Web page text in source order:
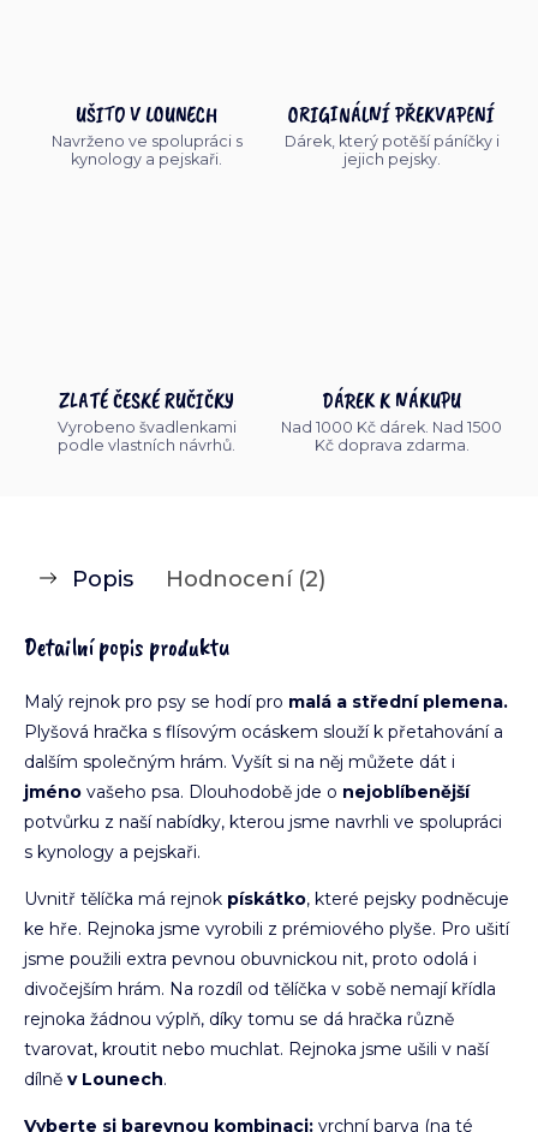
UŠITO V LOUNECH
Navrženo ve spolupráci s
kynology a pejskaři.
ORIGINÁLNÍ PŘEKVAPENÍ
Dárek, který potěší páníčky i
jejich pejsky.
ZLATÉ ČESKÉ RUČIČKY
Vyrobeno švadlenkami
podle vlastních návrhů.
DÁREK K NÁKUPU
Nad 1000 Kč dárek. Nad 1500
Kč doprava zdarma.
Popis Hodnocení (2)
Detailní popis produktu
Malý rejnok pro psy se hodí pro malá a střední plemena.
Plyšová hračka s flísovým ocáskem slouží k přetahování a
dalším společným hrám. Vyšít si na něj můžete dát i
jméno vašeho psa. Dlouhodobě jde o nejoblíbenější
potvůrku z naší nabídky, kterou jsme navrhli ve spolupráci
s kynology a pejskaři.
Uvnitř tělíčka má rejnok pískátko, které pejsky podněcuje
ke hře. Rejnoka jsme vyrobili z prémiového plyše. Pro ušití
jsme použili extra pevnou obuvnickou nit, proto odolá i
divočejším hrám. Na rozdíl od tělíčka v sobě nemají křídla
rejnoka žádnou výplň, díky tomu se dá hračka různě
tvarovat, kroutit nebo muchlat. Rejnoka jsme ušili v naší
dílně v Lounech.
Vyberte si barevnou kombinaci: vrchní barva (na té